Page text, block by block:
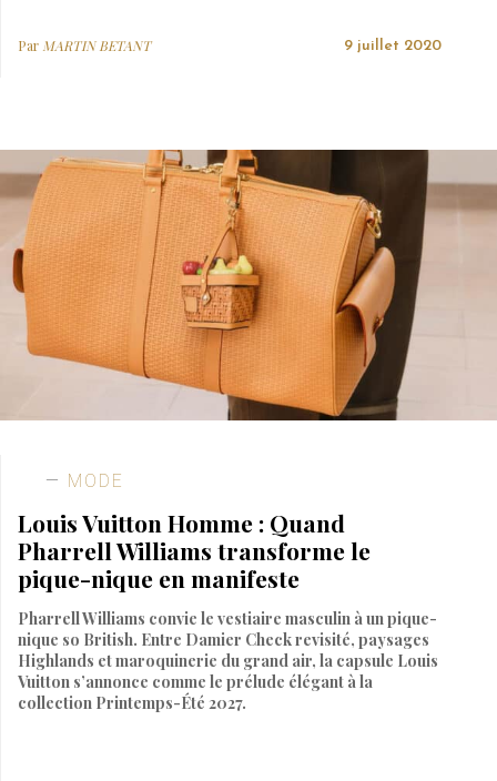
Par MARTIN BETANT 9 juillet 2020
MODE
Louis Vuitton Homme : Quand
Pharrell Williams transforme le
pique-nique en manifeste
Pharrell Williams convie le vestiaire masculin à un pique-
nique so British. Entre Damier Check revisité, paysages
Highlands et maroquinerie du grand air, la capsule Louis
Vuitton s’annonce comme le prélude élégant à la
collection Printemps-Été 2027.